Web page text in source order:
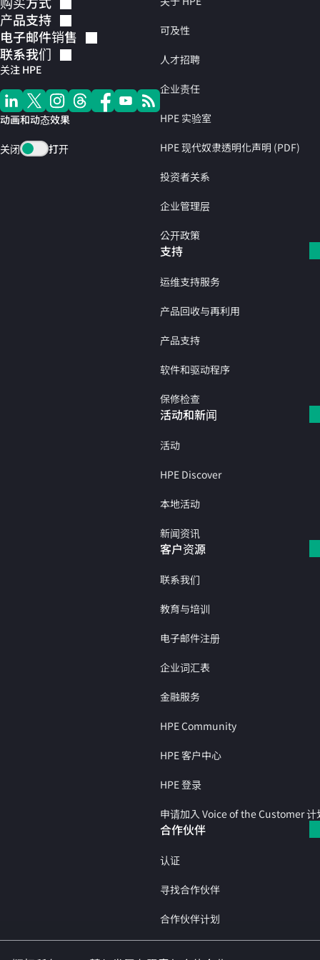
产品支持
电子邮件销售
联系我们
关注 HPE
动画和动态效果
关闭 打开
可及性
人才招聘
企业责任
HPE 实验室
HPE 现代奴隶透明化声明 (PDF)
投资者关系
企业管理层
公开政策
支持
运维支持服务
产品回收与再利用
产品支持
软件和驱动程序
保修检查
活动和新闻
活动
HPE Discover
本地活动
新闻资讯
客户资源
联系我们
教育与培训
电子邮件注册
企业词汇表
金融服务
HPE Community
HPE 客户中心
HPE 登录
申请加入 Voice of the Customer 计
合作伙伴
认证
寻找合作伙伴
合作伙伴计划